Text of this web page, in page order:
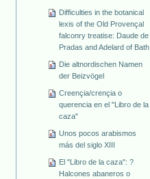
Difficulties in the botanical
lexis of the Old Provençal
falconry treatise: Daude de
Pradas and Adelard of Bath
Die altnordischen Namen
der Beizvögel
Creençia/crençia o
querencia en el "Libro de la
caza"
Unos pocos arabismos
más del siglo XIII
El "Libro de la caza": ?
Halcones abaneros o